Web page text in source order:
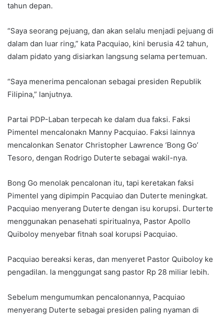
tahun depan.
“Saya seorang pejuang, dan akan selalu menjadi pejuang di
dalam dan luar ring,” kata Pacquiao, kini berusia 42 tahun,
dalam pidato yang disiarkan langsung selama pertemuan.
“Saya menerima pencalonan sebagai presiden Republik
Filipina,” lanjutnya.
Partai PDP-Laban terpecah ke dalam dua faksi. Faksi
Pimentel mencalonakn Manny Pacquiao. Faksi lainnya
mencalonkan Senator Christopher Lawrence ‘Bong Go’
Tesoro, dengan Rodrigo Duterte sebagai wakil-nya.
Bong Go menolak pencalonan itu, tapi keretakan faksi
Pimentel yang dipimpin Pacquiao dan Duterte meningkat.
Pacquiao menyerang Duterte dengan isu korupsi. Durterte
menggunakan penasehati spiritualnya, Pastor Apollo
Quiboloy menyebar fitnah soal korupsi Pacquiao.
Pacquiao bereaksi keras, dan menyeret Pastor Quiboloy ke
pengadilan. Ia menggungat sang pastor Rp 28 miliar lebih.
Sebelum mengumumkan pencalonannya, Pacquiao
menyerang Duterte sebagai presiden paling nyaman di